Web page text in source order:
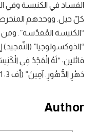
الفساد في الكنيسة وفي
كلّ جيل. ووحدهم
“الكنيسة المُقدّسة”.
“الذوكسولوجيا”
قائلين: “لَهُ الْمَجْدُ فِي
دَهْرِ الدُّهُورِ. آمِينَ” (أف 3: 21).
Author